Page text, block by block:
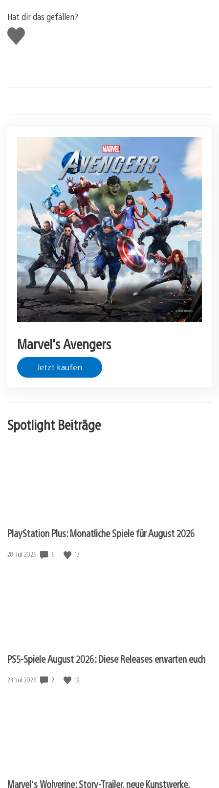
Hat dir das gefallen?
Gefällt
mir
Marvel's Avengers
Jetzt kaufen
Spotlight Beiträge
PlayStation Plus: Monatliche Spiele für August 2026
Veröffentlichungsdatum:
28. Jul 2026 6 13
PS5-Spiele August 2026: Diese Releases erwarten euch
Veröffentlichungsdatum:
23. Jul 2026 2 12
Marvel‘s Wolverine: Story-Trailer, neue Kunstwerke,